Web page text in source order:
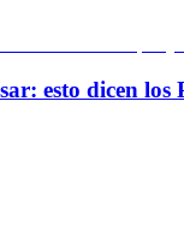
esto dicen los